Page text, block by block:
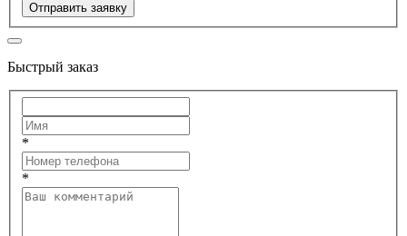
Отправить заявку
Быстрый заказ
*
*